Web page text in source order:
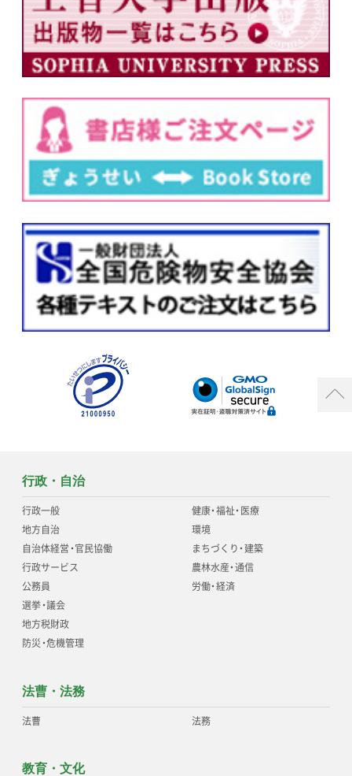
行政・自治
行政一般
地方自治
自治体経営・官民協働
行政サービス
公務員
選挙・議会
地方税財政
防災・危機管理
健康・福祉・医療
環境
まちづくり・建築
農林水産・通信
労働・経済
法曹・法務
法曹 法務
教育・文化